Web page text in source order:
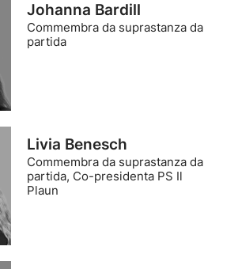
Johanna Bardill
Commembra da suprastanza da
partida
Livia Benesch
Commembra da suprastanza da
partida, Co-presidenta PS Il
Plaun